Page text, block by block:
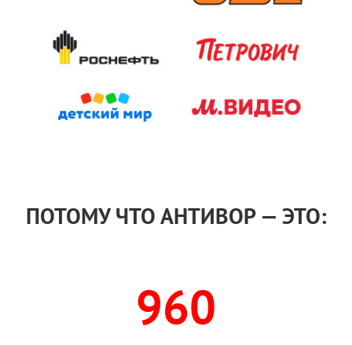
ПОТОМУ ЧТО АНТИВОР — ЭТО:
960